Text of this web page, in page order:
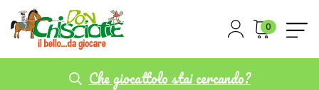
0
Che giocattolo stai cercando?